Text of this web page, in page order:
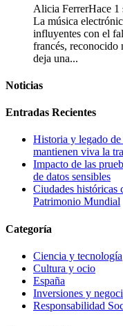
Alicia FerrerHace 1
La música
influyentes con el
francés,
deja una...
Noticias
Entradas Recientes
Historia y legado de
mantienen viva la
Impacto de las
de datos sensibles
Ciudades históricas
Patrimonio Mundial
Categoría
Ciencia y tecnología
Cultura y ocio
España
Inversiones y
Responsabilidad